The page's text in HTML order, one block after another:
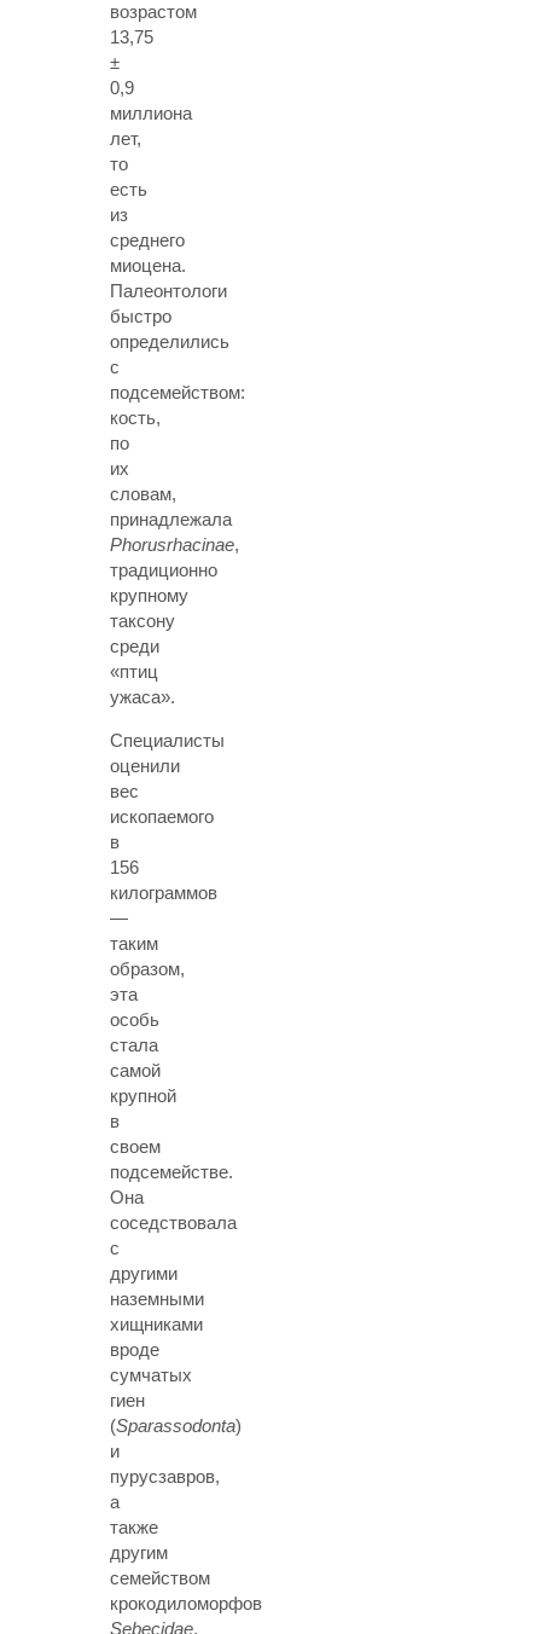
возрастом
13,75
±
0,9
миллиона
лет,
то
есть
из
среднего
миоцена.
Палеонтологи
быстро
определились
с
подсемейством:
кость,
по
их
словам,
принадлежала
Phorusrhacinae,
традиционно
крупному
таксону
среди
«птиц
ужаса».
Специалисты
оценили
вес
ископаемого
в
156
килограммов
—
таким
образом,
эта
особь
стала
самой
крупной
в
своем
подсемействе.
Она
соседствовала
с
другими
наземными
хищниками
вроде
сумчатых
гиен
(Sparassodonta)
и
пурусзавров,
а
также
другим
семейством
крокодиломорфов
Sebecidae.